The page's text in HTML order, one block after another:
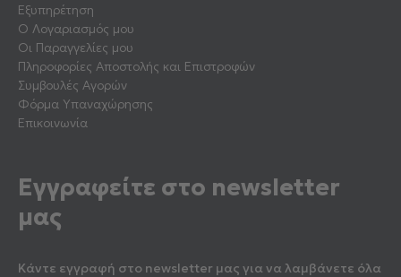
Εξυπηρέτηση
Ο Λογαριασμός μου
Οι Παραγγελίες μου
Πληροφορίες Αποστολής και Επιστροφών
Συμβουλές Αγορών
Φόρμα Υπαναχώρησης
Επικοινωνία
Εγγραφείτε στο newsletter
μας
Κάντε εγγραφή στο newsletter μας για να λαμβάνετε όλα